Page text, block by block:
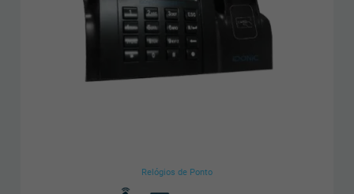
Relógios de Ponto